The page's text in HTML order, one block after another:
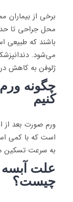
برخی از
محل جراحی تا
می‌شود.
ژلوفن به کاهش
چگونه ورم
کنیم
ورم صورت بعد از
است که با کمی
به سرعت تسکین
علت آبسه
چیست؟